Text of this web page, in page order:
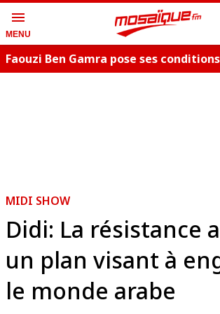
menu
MENU
Faouzi Ben Gamra pose ses
MIDI SHOW
Didi: La résistance
un plan visant à
le monde arabe